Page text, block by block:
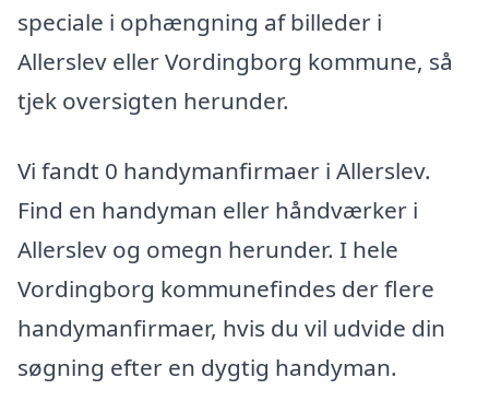
speciale i ophængning af billeder i
Allerslev eller Vordingborg kommune, så
tjek oversigten herunder.
Vi fandt 0 handymanfirmaer i Allerslev.
Find en handyman eller håndværker i
Allerslev og omegn herunder. I hele
Vordingborg kommunefindes der flere
handymanfirmaer, hvis du vil udvide din
søgning efter en dygtig handyman.